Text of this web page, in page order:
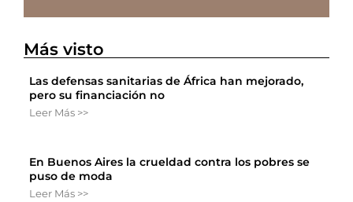
Más visto
Las defensas sanitarias de África han mejorado,
pero su financiación no
Leer Más >>
En Buenos Aires la crueldad contra los pobres se
puso de moda
Leer Más >>